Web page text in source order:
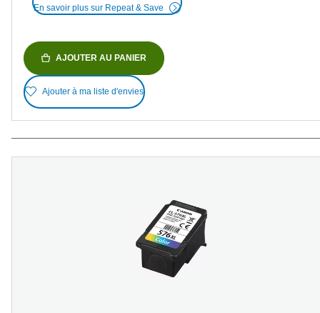
En savoir plus sur Repeat & Save
AJOUTER AU PANIER
Ajouter à ma liste d'envies